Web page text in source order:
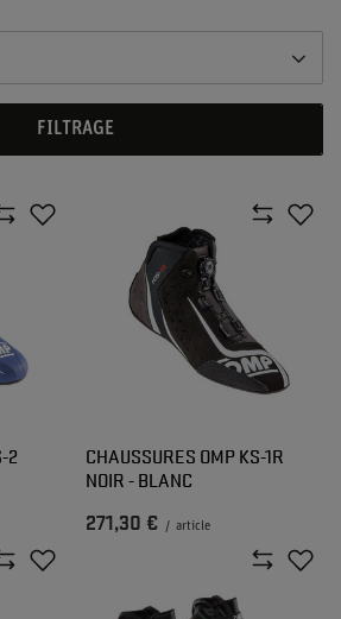
FILTRAGE
2
CHAUSSURES OMP KS-1R
NOIR - BLANC
271,30 € / article